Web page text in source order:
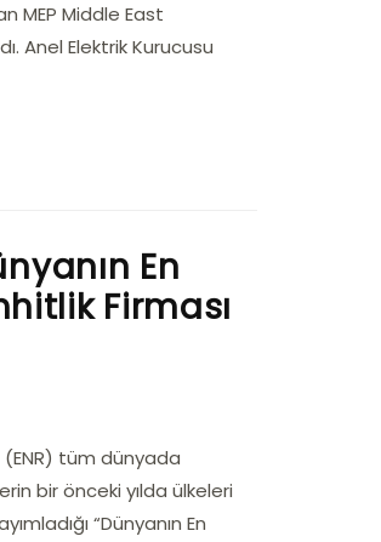
MEP Middle East
Anel Elektrik Kurucusu
En
Firması
tüm dünyada
bir önceki yılda ülkeleri
“Dünyanın En